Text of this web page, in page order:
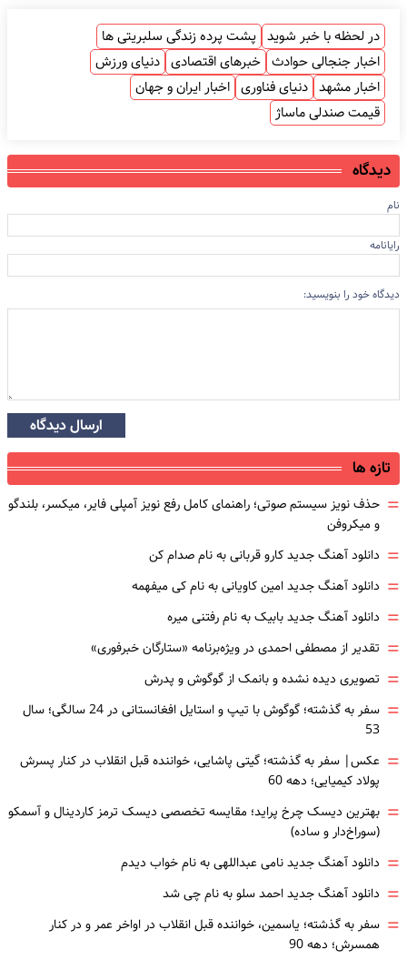
در لحظه با خبر شوید پشت پرده زندگی سلبریتی ها
اخبار جنجالی حوادث خبرهای اقتصادی دنیای ورزش
اخبار مشهد دنیای فناوری اخبار ایران و جهان
قیمت صندلی ماساژ
دیدگاه
نام
رایانامه
دیدگاه خود را بنویسید:
ارسال دیدگاه
تازه ها
= حذف نویز سیستم صوتی؛ راهنمای کامل رفع نویز آمپلی فایر، میکسر، بلندگو
و میکروفن
= دانلود آهنگ جدید کارو قربانی به نام صدام کن
= دانلود آهنگ جدید امین کاویانی به نام کی میفهمه
= دانلود آهنگ جدید بابیک به نام رفتنی میره
= تقدیر از مصطفی احمدی در ویژه‌برنامه «ستارگان خبرفوری»
= تصویری دیده نشده و بانمک از گوگوش و پدرش
=
سفر به گذشته؛ گوگوش با تیپ و استایل افغانستانی در 24 سالگی؛ سال
53
= عکس| سفر به گذشته؛ گیتی پاشایی، خواننده قبل انقلاب در کنار پسرش
پولاد کیمیایی؛ دهه 60
= بهترین دیسک چرخ پراید؛ مقایسه تخصصی دیسک ترمز کاردینال و آسمکو
(سوراخ‌دار و ساده)
= دانلود آهنگ جدید نامی عبداللهی به نام خواب دیدم
= دانلود آهنگ جدید احمد سلو به نام چی شد
= سفر به گذشته؛ یاسمین، خواننده قبل انقلاب در اواخر عمر و در کنار
همسرش؛ دهه 90